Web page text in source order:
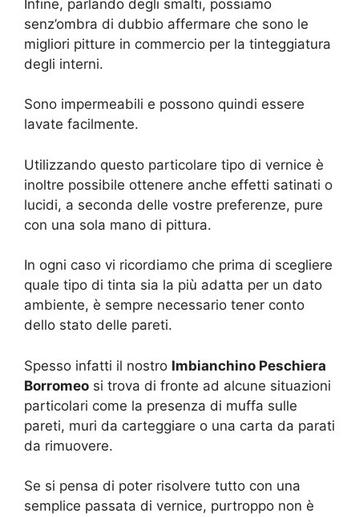
Infine, parlando degli smalti, possiamo
senz’ombra di dubbio affermare che sono le
migliori pitture in commercio per la tinteggiatura
degli interni.
Sono impermeabili e possono quindi essere
lavate facilmente.
Utilizzando questo particolare tipo di vernice è
inoltre possibile ottenere anche effetti satinati o
lucidi, a seconda delle vostre preferenze, pure
con una sola mano di pittura.
In ogni caso vi ricordiamo che prima di scegliere
quale tipo di tinta sia la più adatta per un dato
ambiente, è sempre necessario tener conto
dello stato delle pareti.
Spesso infatti il nostro Imbianchino Peschiera
Borromeo si trova di fronte ad alcune situazioni
particolari come la presenza di muffa sulle
pareti, muri da carteggiare o una carta da parati
da rimuovere.
Se si pensa di poter risolvere tutto con una
semplice passata di vernice, purtroppo non è